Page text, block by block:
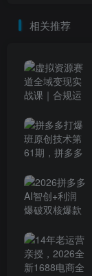
相关推荐